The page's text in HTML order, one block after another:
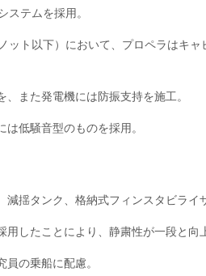
ステムを採用。
ット以下）において、プロペラはキ
、また発電機には防振支持を施工。
は低騒音型のものを採用。
減揺タンク、格納式フィンスタビライ
用したことにより、静粛性が一段と向
の乗船に配慮。